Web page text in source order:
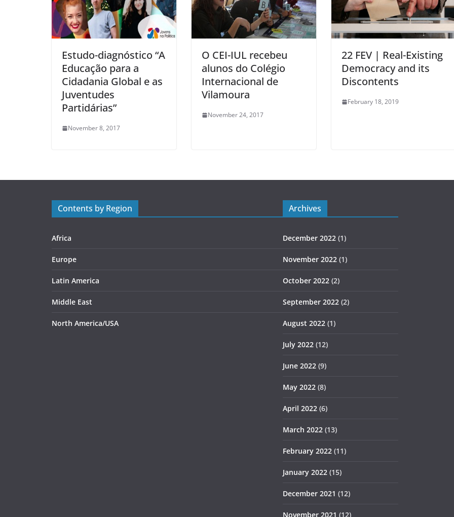
Estudo-diagnóstico “A
Educação para a
Cidadania Global e as
Juventudes
Partidárias”
November 8, 2017
O CEI-IUL recebeu
alunos do Colégio
Internacional de
Vilamoura
November 24, 2017
22 FEV | Real-Existing
Democracy and its
Discontents
February 18, 2019
Contents by Region
Africa
Europe
Latin America
Middle East
North America/USA
Archives
December 2022 (1)
November 2022 (1)
October 2022 (2)
September 2022 (2)
August 2022 (1)
July 2022 (12)
June 2022 (9)
May 2022 (8)
April 2022 (6)
March 2022 (13)
February 2022 (11)
January 2022 (15)
December 2021 (12)
November 2021 (12)